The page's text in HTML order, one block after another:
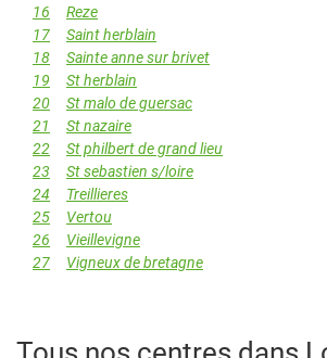
16
Reze
17
Saint herblain
18
Sainte anne sur brivet
19
St herblain
20
St malo de guersac
21
St nazaire
22
St philbert de grand lieu
23
St sebastien s/loire
24
Treillieres
25
Vertou
26
Vieillevigne
27
Vigneux de bretagne